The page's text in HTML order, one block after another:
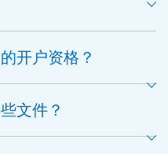
开户资格？
文件？